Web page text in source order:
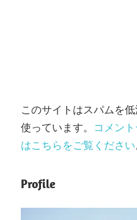
このサイトはスパムを
使っています。 コメン
はこちらをご覧ください
Profile